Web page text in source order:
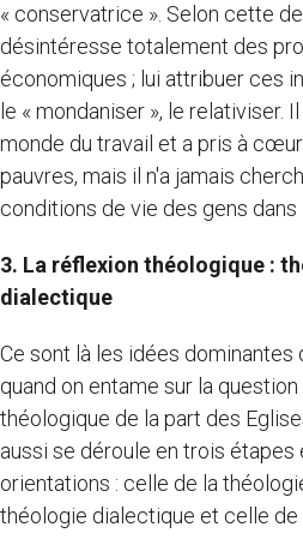
« conservatrice ». Selon cette
désintéresse totalement des
économiques ; lui attribuer ces
le « mondaniser », le relativiser.
monde du travail et a pris à
pauvres, mais il n'a jamais
conditions de vie des gens dans
3. La réflexion théologique :
dialectique
Ce sont là les idées dominantes
quand on entame sur la
théologique de la part des
aussi se déroule en trois
orientations : celle de la
théologie dialectique et celle de